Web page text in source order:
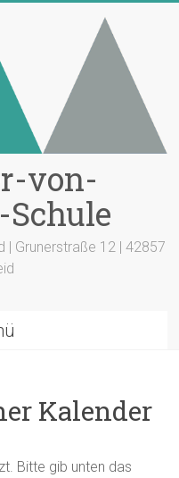
von-
| Grunerstraße 12 | 42857
Kalender
Bitte gib unten das